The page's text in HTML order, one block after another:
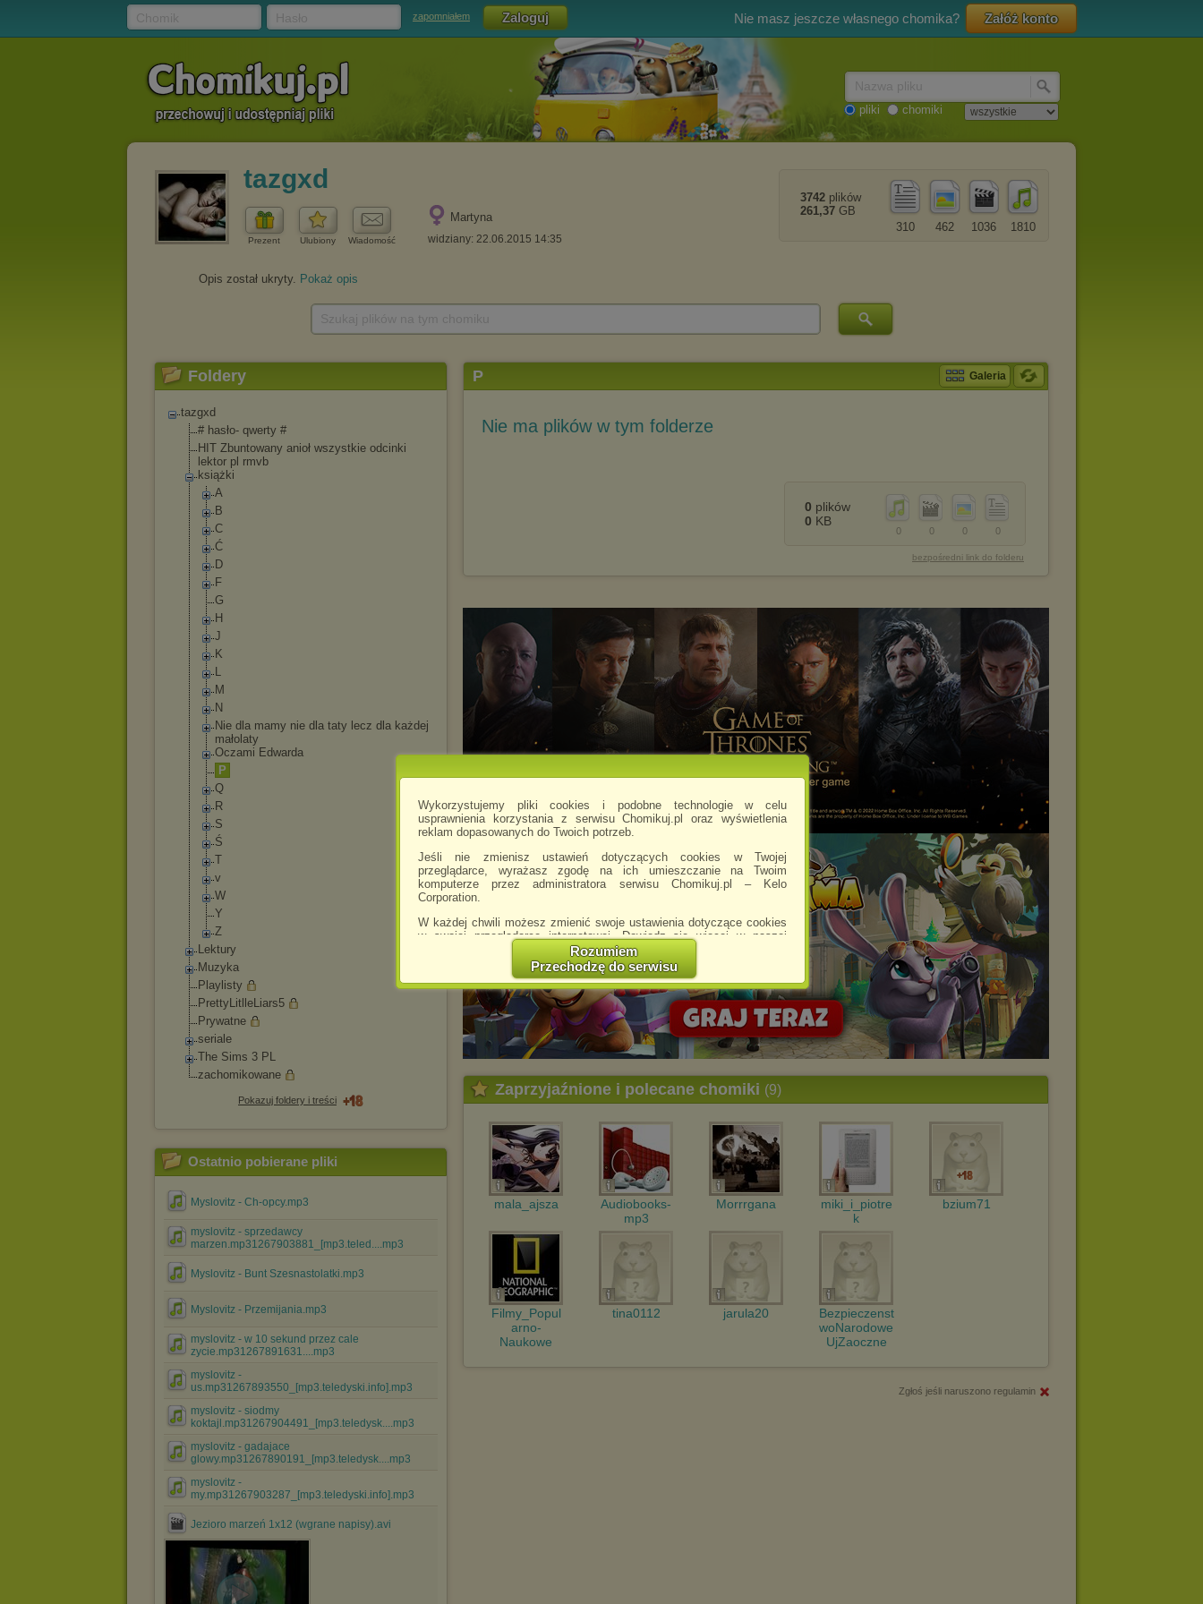
Wykorzystujemy pliki cookies i podobne technologie w celu
usprawnienia korzystania z serwisu Chomikuj.pl oraz wyświetlenia
reklam dopasowanych do Twoich potrzeb.
Jeśli nie zmienisz ustawień dotyczących cookies w Twojej
przeglądarce, wyrażasz zgodę na ich umieszczanie na Twoim
komputerze przez administratora serwisu Chomikuj.pl – Kelo
Corporation.
W każdej chwili możesz zmienić swoje ustawienia dotyczące cookies
w swojej przeglądarce internetowej. Dowiedz się więcej w naszej
http://chomikuj.pl/PolitykaPrywatnosci.aspx
Jednocześnie informujemy że zmiana ustawień przeglądarki może
spowodować ograniczenie korzystania ze strony Chomikuj.pl.
W przypadku braku twojej zgody na akceptację cookies niestety
prosimy o opuszczenie serwisu chomikuj.pl.
Wykorzystanie plików cookiesprzez
Zaufanych Partnerów
marketingowych).
Wyrażenie sprzeciwu spowoduje, że wyświetlana Ci reklama nie
wyświetlona przypadkowo.
Istnieje możliwość zmiany ustawień przeglądarki internetowej w
sposób uniemożliwiający przechowywanie plików cookies na
urządzeniu końcowym. Można również usunąć pliki cookies,
dokonując odpowiednich zmian w ustawieniach przeglądarki
Pełną informację na ten temat znajdziesz pod adresem
http://chomikuj.pl/PolitykaPrywatnosci.aspx
Rozumiem
Przechodzę do serwisu
zapomniałem Nie masz jeszcze własnego chomika? Załóż konto
pliki chomiki
tazgxd
Prezent Ulubiony Wiadomość
Martyna
widziany: 22.06.2015 14:35
1810
1036
462
310
3742 plików
261,37 GB
Opis został ukryty. Pokaż opis
Foldery
tazgxd
# hasło- qwerty #
HIT Zbuntowany anioł wszystkie odcinki
lektor pl rmvb
książki
A
B
C
Ć
D
F
G
H
J
K
L
M
N
Nie dla mamy nie dla taty lecz dla każdej
małolaty
Oczami Edwarda
P
Q
R
S
Ś
T
v
W
Y
Z
Lektury
Muzyka
Playlisty
PrettyLitlleLiars5
Prywatne
seriale
The Sims 3 PL
zachomikowane
Pokazuj foldery i treści
Ostatnio pobierane pliki
Myslovitz - Ch-opcy.mp3
myslovitz - sprzedawcy
marzen.mp31267903881_[mp3.teled....mp3
Myslovitz - Bunt Szesnastolatki.mp3
Myslovitz - Przemijania.mp3
myslovitz - w 10 sekund przez cale
zycie.mp31267891631....mp3
myslovitz -
us.mp31267893550_[mp3.teledyski.info].mp3
myslovitz - siodmy
koktajl.mp31267904491_[mp3.teledysk....mp3
myslovitz - gadajace
glowy.mp31267890191_[mp3.teledysk....mp3
myslovitz -
my.mp31267903287_[mp3.teledyski.info].mp3
Jezioro marzeń 1x12 (wgrane napisy).avi
P Galeria
Nie ma plików w tym folderze
0
0
0
0
0 plików
0 KB
bezpośredni link do folderu
Zaprzyjaźnione i polecane chomiki (9)
mala_ajsza
Audiobooks-
mp3
Morrrgana
miki_i_piotre
k
bzium71
Filmy_Popul
arno-
Naukowe
tina0112 jarula20
Bezpieczenst
woNarodowe
UjZaoczne
Zgłoś jeśli naruszono regulamin